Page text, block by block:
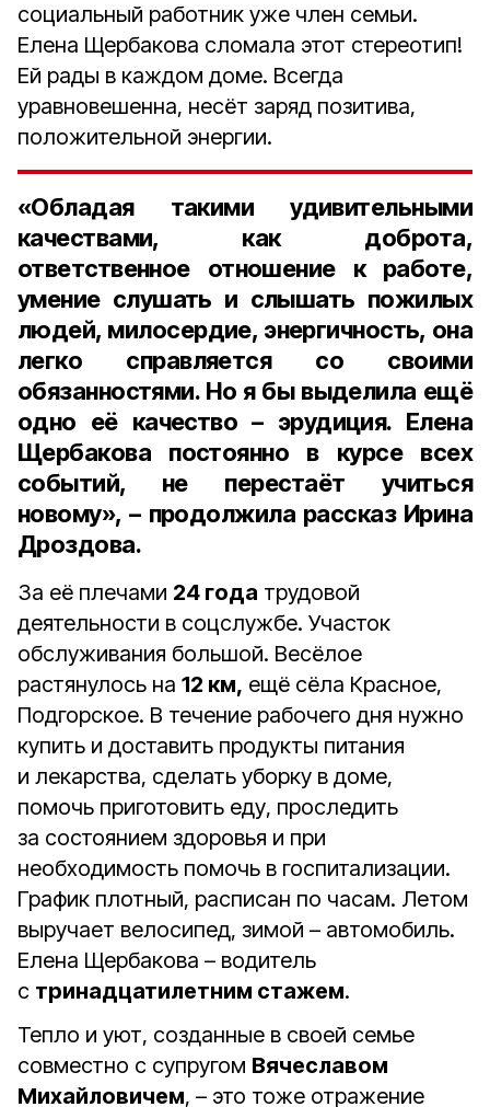
социальный работник уже член семьи.
Елена Щербакова сломала этот стереотип!
Ей рады в каждом доме. Всегда
уравновешенна, несёт заряд позитива,
положительной энергии.
«Обладая такими удивительными
качествами, как доброта,
ответственное отношение к работе,
умение слушать и слышать пожилых
людей, милосердие, энергичность, она
легко справляется со своими
обязанностями. Но я бы выделила ещё
одно её качество – эрудиция. Елена
Щербакова постоянно в курсе всех
событий, не перестаёт учиться
новому», – продолжила рассказ Ирина
Дроздова.
За её плечами 24 года трудовой
деятельности в соцслужбе. Участок
обслуживания большой. Весёлое
растянулось на 12 км, ещё сёла Красное,
Подгорское. В течение рабочего дня нужно
купить и доставить продукты питания
и лекарства, сделать уборку в доме,
помочь приготовить еду, проследить
за состоянием здоровья и при
необходимость помочь в госпитализации.
График плотный, расписан по часам. Летом
выручает велосипед, зимой – автомобиль.
Елена Щербакова – водитель
с тринадцатилетним стажем.
Тепло и уют, созданные в своей семье
совместно с супругом Вячеславом
Михайловичем, – это тоже отражение